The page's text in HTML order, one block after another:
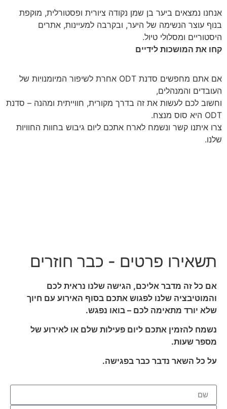
אנחנו נמצאים ביער בן שמן נקודה ציורית ופסטורלית, מוקפת
בנוף עוצר הנשימה של היער, ובקרבה למעיינות, אתרים
היסטוריים ומסלולי טיול.
קחו את המושכות לידיים
אם אתם מחפשים סדנת ODT אחרת לשיפור המיומנויות של
העובדים והמנהלים,
וחשוב לכם לעשות את זה בדרך מקורית, חווייתית ומהנה – סדנת
ODT היא סוס מנצח.
צרו איתנו קשר ונשמח לארח אתכם ליום גיבוש בחוות החוויות
שלנו.
תשאירו פרטים - כבר חוזרים
אם כל זה מדבר אליכם, הגישה שלנו נראית לכם
והמוטיבציה שלנו לפגוש אתכם בסוף האירוע עם חיוך
שלא יורד מתאימה לכם – בואו נפגש.
נשמח להזמין אתכם ליום פעילות שלם או לאירוע של
מספר שעות.
על כל השאר נדבר כבר בפגישה.